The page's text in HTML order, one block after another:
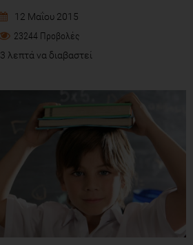
12 Μαΐου 2015
23244 Προβολές
3 λεπτά να διαβαστεί